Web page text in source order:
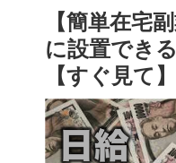
【簡単在宅
に設置でき
【すぐ見て】